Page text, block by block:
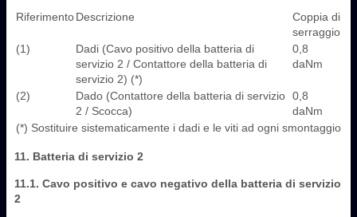
RiferimentoDescrizione
Coppia di
serraggio
(1)
Dadi (Cavo positivo della batteria di
servizio 2 / Contattore della batteria di
servizio 2) (*)
0,8
daNm
(2)
Dado (Contattore della batteria di servizio
2 / Scocca)
0,8
daNm
(*) Sostituire sistematicamente i dadi e le viti ad ogni smontaggio
11. Batteria di servizio 2
11.1. Cavo positivo e cavo negativo della batteria di servizio
‎2